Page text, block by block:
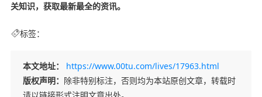
关知识，获取最新最全的资讯。
标签：
本文地址：
https://www.00tu.com/lives/17963.html
版权声明： 除非特别标注，否则均为本站原创文章，转载时